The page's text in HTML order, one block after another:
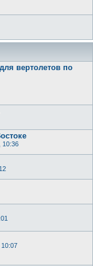
вертолетов по
10:36